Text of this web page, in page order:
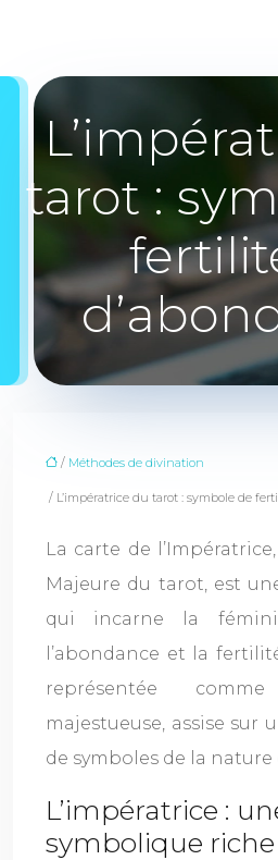
tarot :
/ Méthodes de divination
/ L’impératrice du tarot : symbole de
La carte de
Majeure du tarot, est
qui incarne la
l’abondance et la
représentée
majestueuse, assise sur
de symboles de la nature
L’impératrice :
symbolique